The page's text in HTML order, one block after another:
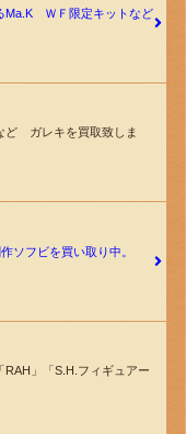
Ma.K ＷＦ限定キットなど
ど ガレキを買取致しま
ソフビを買い取り中。
RAH」「S.H.フィギュアー